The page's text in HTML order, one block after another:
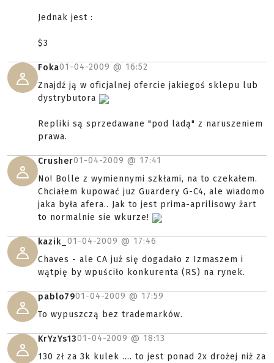
Jednak jest :
$3
Foka01-04-2009 @ 16:52
Znajdź ją w oficjalnej ofercie jakiegoś sklepu lub
dystrybutora
Repliki są sprzedawane "pod ladą" z naruszeniem
prawa.
Crusher01-04-2009 @ 17:41
No! Bolle z wymiennymi szkłami, na to czekałem.
Chciałem kupować juz Guardery G-C4, ale wiadomo
jaka była afera.. Jak to jest prima-aprilisowy żart
to normalnie sie wkurze!
kazik_ 01-04-2009 @ 17:46
Chaves - ale CA już się dogadało z Izmaszem i
wątpię by wpuściło konkurenta (RS) na rynek.
pablo7901-04-2009 @ 17:59
To wypuszczą bez trademarków.
KrYzYs1301-04-2009 @ 18:13
130 zł za 3k kulek .... to jest ponad 2x drożej niż za